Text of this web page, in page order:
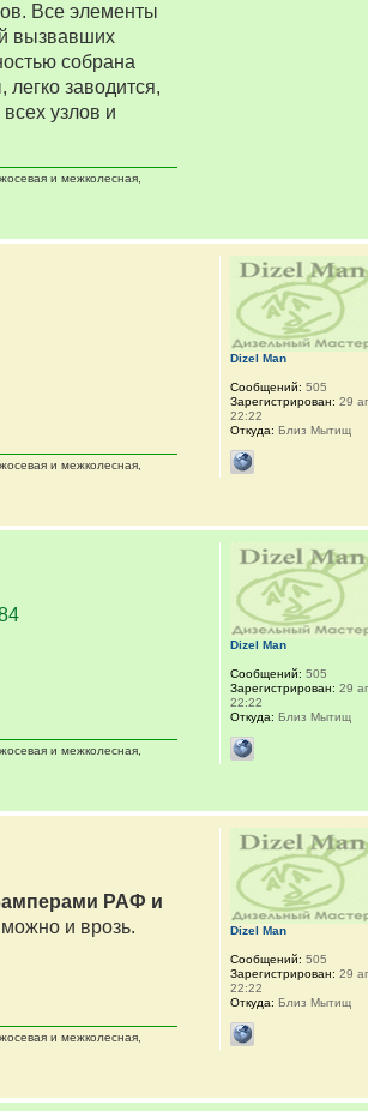
Все элементы
вызвавших
собрана
заводится,
узлов и
и межколесная,
и межколесная,
Dizel Man
Сообщений: 505
Зарегистрирован: 29
22:22
Откуда: Близ Мытищ
и межколесная,
Dizel Man
Сообщений: 505
Зарегистрирован: 29
22:22
Откуда: Близ Мытищ
РАФ и
и врозь.
и межколесная,
Dizel Man
Сообщений: 505
Зарегистрирован: 29
22:22
Откуда: Близ Мытищ